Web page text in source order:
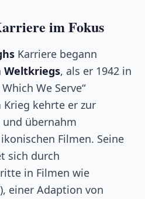
im Fokus
Karriere begann
Weltkriegs, als er 1942 in
We Serve“
kehrte er zur
und übernahm
Filmen. Seine
sich durch
in Filmen wie
einer Adaption von